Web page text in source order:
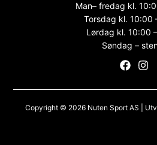
Man– fredag kl.
Torsdag kl. 10:00
Lørdag kl. 10:00
Søndag –
Copyright © 2026 Nuten Sport AS |